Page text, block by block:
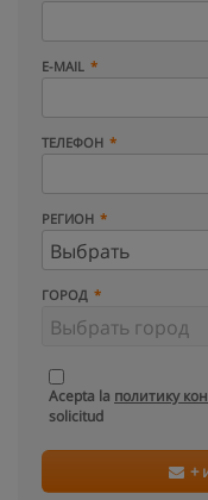
E-MAIL
ТЕЛЕФОН
РЕГИОН
ГОРОД
Acepta la политику
solicitud
+